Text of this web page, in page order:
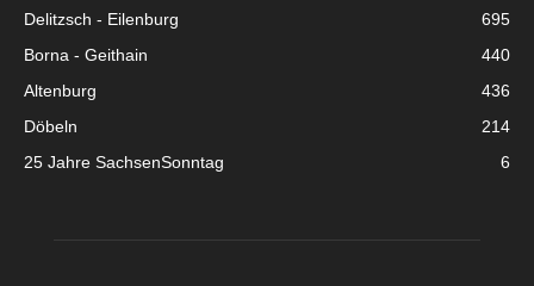
Delitzsch - Eilenburg
695
Borna - Geithain
440
Altenburg
436
Döbeln
214
25 Jahre SachsenSonntag
6